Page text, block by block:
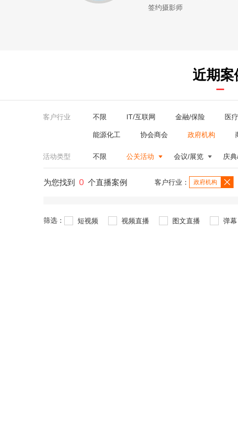
签约摄影师
近期案
客户行业 不限 IT/互联网 金融/保险 医
能源化工 协会商会 政府机构
活动类型 不限 公关活动 会议/展览 庆
为您找到 0 个直播案例 客户行业： 政府机构
筛选： 短视频 视频直播 图文直播 弹幕